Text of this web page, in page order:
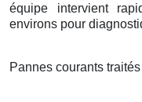
équipe intervient
environs pour
Pannes courants traités